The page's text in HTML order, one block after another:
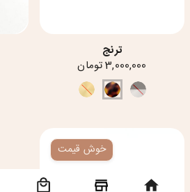
ترنج
3,000,000 تومان
خوش قیمت